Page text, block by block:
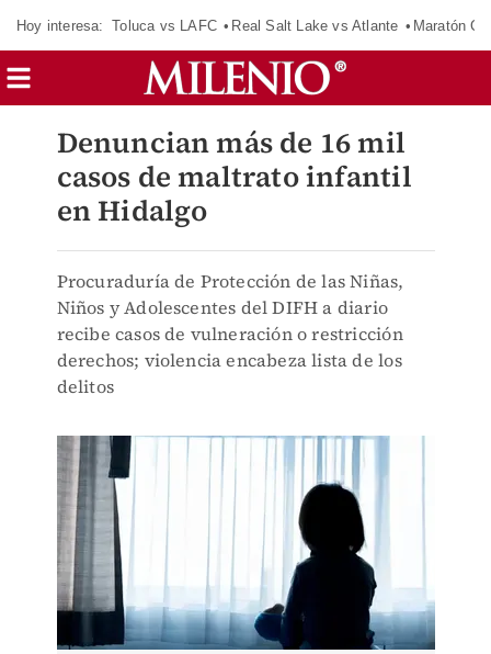
Hoy interesa: Toluca vs LAFC Real Salt Lake vs Atlante Maratón
Denuncian más de 16 mil
casos de maltrato infantil
en Hidalgo
Procuraduría de Protección de las Niñas,
Niños y Adolescentes del DIFH a diario
recibe casos de vulneración o restricción
derechos; violencia encabeza lista de los
delitos